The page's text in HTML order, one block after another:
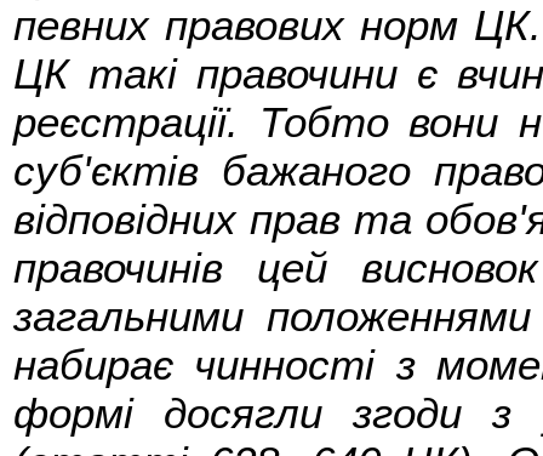
певних правових норм
ЦК такі правочини є
реєстрації. Тобто вони
суб'єктів бажаного
відповідних прав та
правочинів цей
загальними
набирає чинності з
формі досягли згоди з